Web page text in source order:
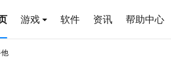
游戏 软件 资讯 帮助中心